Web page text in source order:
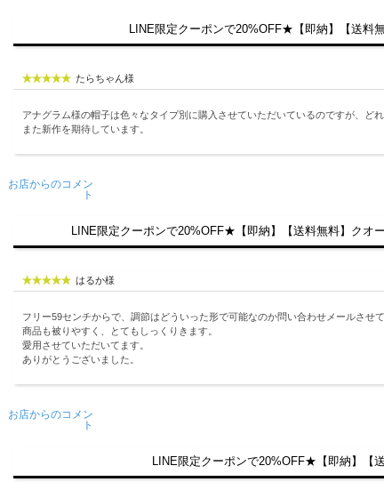
LINE限定クーポンで20%OFF★【即納】【送料
たらちゃん様
アナグラム様の帽子は色々なタイプ別に購入させていただいているのですが、ど
また新作を期待しています。
お店からのコメン
ト
LINE限定クーポンで20%OFF★【即納】【送料無料】クオ
はるか様
フリー59センチからで、調節はどういった形で可能なのか問い合わせメールさせ
商品も被りやすく、とてもしっくりきます。
愛用させていただいてます。
ありがとうございました。
お店からのコメン
ト
LINE限定クーポンで20%OFF★【即納】【